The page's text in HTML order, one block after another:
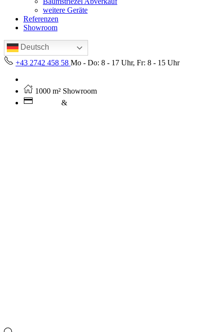
weitere Geräte
Referenzen
Showroom
Deutsch
+43 2742 458 58 Mo - Do: 8 - 17 Uhr, Fr: 8 - 15 Uhr
1000 m² Showroom
&